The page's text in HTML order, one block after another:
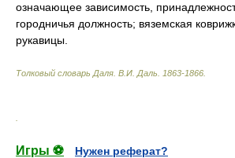
означающее зависимость,
городничья должность; вяземская
рукавицы.
Толковый словарь Даля В.И. Даль. 1863-1866
Игры ⚽
Нужен реферат?